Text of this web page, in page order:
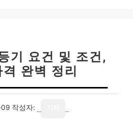
기 요건 및 조건,
완벽 정리
작성자: